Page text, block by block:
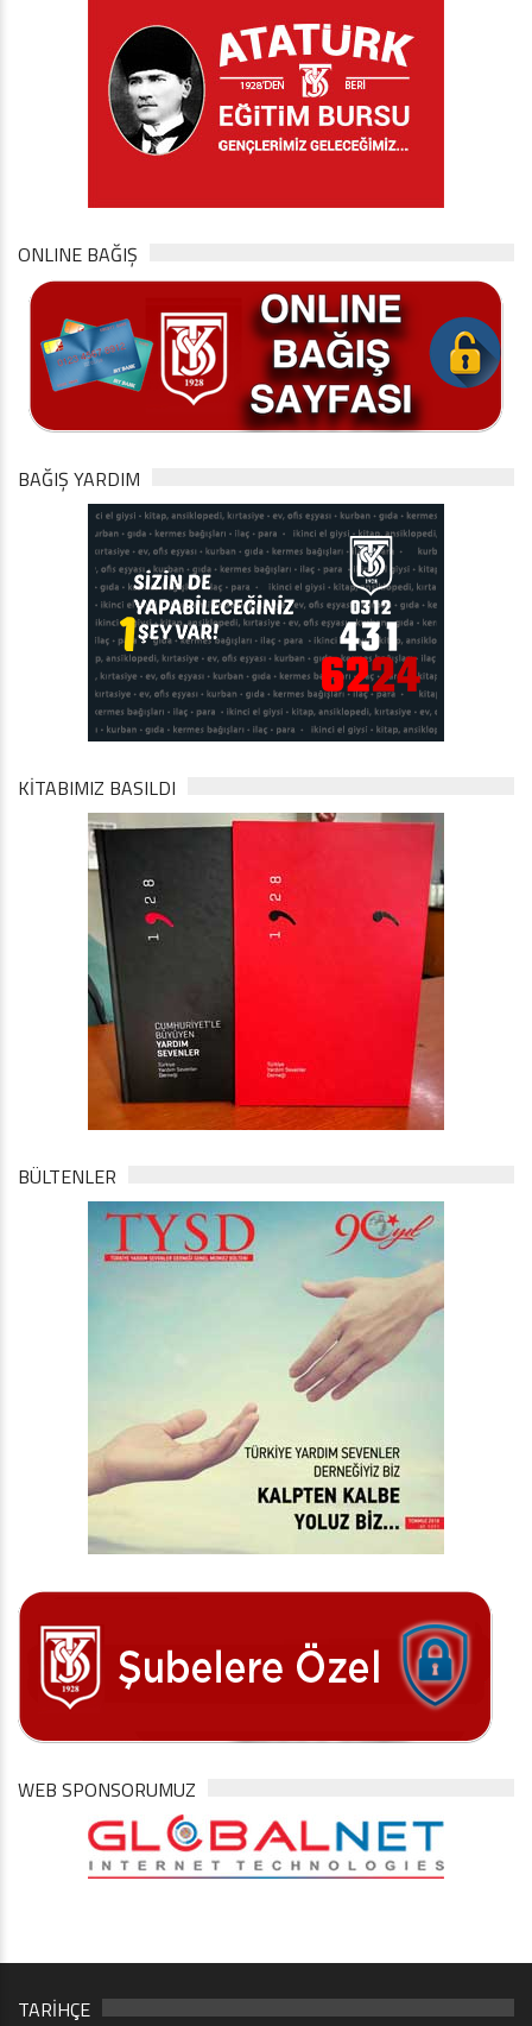
ONLINE BAĞIŞ
BAĞIŞ YARDIM
KİTABIMIZ BASILDI
BÜLTENLER
WEB SPONSORUMUZ
TARİHÇE